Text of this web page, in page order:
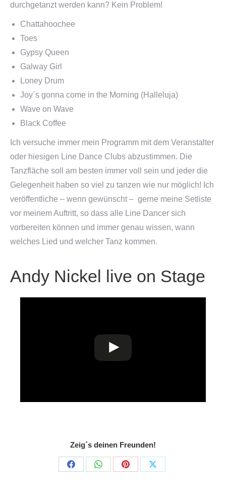
durchgetanzt werden kann? Kein Problem!
Chattahoochee
Toes
Gypsy Queen
Galway Girl
Loney Drum
Joy´s gonna come in the Morning (Halleluja)
Wave on Wave
Black Coffee
Ich versuche immer mein Programm mit dem Veranstalter
oder hiesigen Line Dance Clubs abzustimmen. Die
Tanzfläche soll am besten immer voll sein und jeder die
Gelegenheit haben so viel zu tanzen wie nur möglich! Ich
veröffentliche – wenn gewünscht – gerne meine Setliste
vor meinem Auftritt, so dass alle Line Dancer sich
vorbereiten können und immer genau wissen, wann
welches Lied und welcher Tanz kommen.
Andy Nickel live on Stage
Zeig´s deinen Freunden!
Share
Share
Share
Share